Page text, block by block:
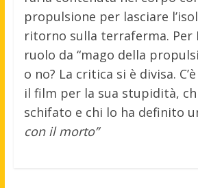
propulsione per lasciare
ritorno sulla terraferma. Per
ruolo da “mago della
o no? La critica si è divisa.
il film per la sua stupidità,
schifato e chi lo ha definito
con il morto”